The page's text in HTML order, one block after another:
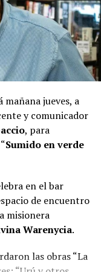
hechos por mí”,
vive hace ocho
jueves, a
y comunicador
, para
Sumido en verde
en el bar
de encuentro
misionera
Warenycia.
las obras “La